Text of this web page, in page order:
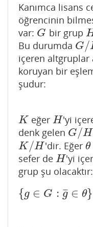
Kanımca lisans
öğrencinin
var: G
G bir grup H
Bu durumda G/
G/H
içeren altgruplar
koruyan bir
şudur:
K
K eğerH
H 'yi
denk gelen G/H
G/H
K/H
K/H 'dir. Eğer θ
θ
sefer de H
H 'yi
grup şu olacaktır:
{g ∈ G : g
¯¯
¯ ∈ θ}
{ g∈G g ¯∈θ }